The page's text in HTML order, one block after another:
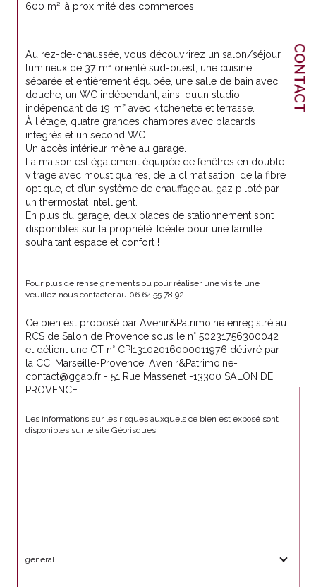
CONTACT
600 m², à proximité des commerces.
Au rez-de-chaussée, vous découvrirez un salon/séjour
lumineux de 37 m² orienté sud-ouest, une cuisine
séparée et entièrement équipée, une salle de bain avec
douche, un WC indépendant, ainsi qu’un studio
indépendant de 19 m² avec kitchenette et terrasse.
À l'étage, quatre grandes chambres avec placards
intégrés et un second WC.
Un accès intérieur mène au garage.
La maison est également équipée de fenêtres en double
vitrage avec moustiquaires, de la climatisation, de la fibre
optique, et d’un système de chauffage au gaz piloté par
un thermostat intelligent.
En plus du garage, deux places de stationnement sont
disponibles sur la propriété. Idéale pour une famille
souhaitant espace et confort !
Pour plus de renseignements ou pour réaliser une visite une
veuillez nous contacter au 06 64 55 78 92.
Ce bien est proposé par Avenir&Patrimoine enregistré au
RCS de Salon de Provence sous le n° 50231756300042
et détient une CT n° CPI13102016000011976 délivré par
la CCI Marseille-Provence. Avenir&Patrimoine-
contact@ggap.fr - 51 Rue Massenet -13300 SALON DE
PROVENCE.
Les informations sur les risques auxquels ce bien est exposé sont
disponibles sur le site Géorisques
général